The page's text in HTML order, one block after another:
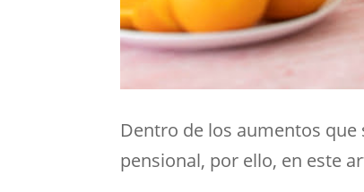
Dentro de los aumentos
pensional, por ello, en este